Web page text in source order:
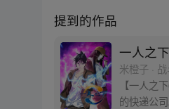
提到的作品
一人之下
米橙子 ·
【一人之
的快递公